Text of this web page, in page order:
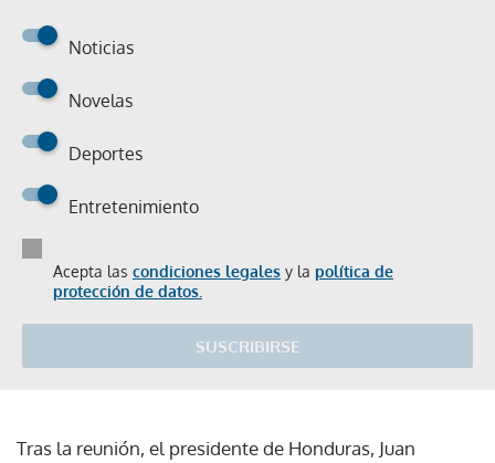
Noticias
Novelas
Deportes
Entretenimiento
Acepta las condiciones legales y la política de
protección de datos.
SUSCRIBIRSE
Tras la reunión, el presidente de Honduras, Juan